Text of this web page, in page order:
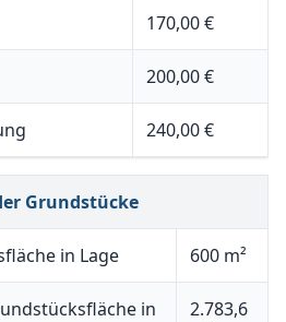
170,00 €
200,00 €
240,00 €
Grundstücke
in Lage 600 m²
in
2.783,6